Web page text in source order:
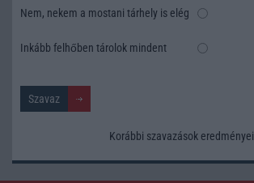
Nem, nekem a mostani tárhely is elég
Inkább felhőben tárolok mindent
Korábbi szavazások eredményei